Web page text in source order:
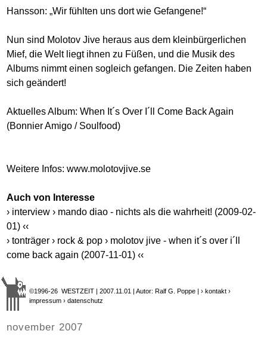
Hansson: „Wir fühlten uns dort wie Gefangene!“
Nun sind Molotov Jive heraus aus dem kleinbürgerlichen
Mief, die Welt liegt ihnen zu Füßen, und die Musik des
Albums nimmt einen sogleich gefangen. Die Zeiten haben
sich geändert!
Aktuelles Album: When It´s Over I´ll Come Back Again
(Bonnier Amigo / Soulfood)
Weitere Infos:www.molotovjive.se
Auch von Interesse
› interview › mando diao - nichts als die wahrheit! (2009-02-
01) ‹‹
› tonträger › rock & pop › molotov jive - when it´s over i´ll
come back again (2007-11-01) ‹‹
©1996-26 WESTZEIT | 2007.11.01 | Autor: Ralf G. Poppe |› kontakt ›
impressum › datenschutz
november 2007